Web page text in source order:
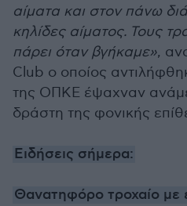
αίματα και στον πάνω
κηλίδες αίματος. Τους
πάρει όταν βγήκαμε»,
Club ο οποίος
της ΟΠΚΕ έψαχναν
δράστη της φονικής
Ειδήσεις σήμερα:
Θανατηφόρο τροχαίο με